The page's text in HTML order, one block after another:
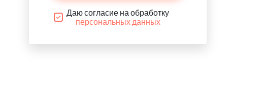
Даю согласие на обработку
персональных данных